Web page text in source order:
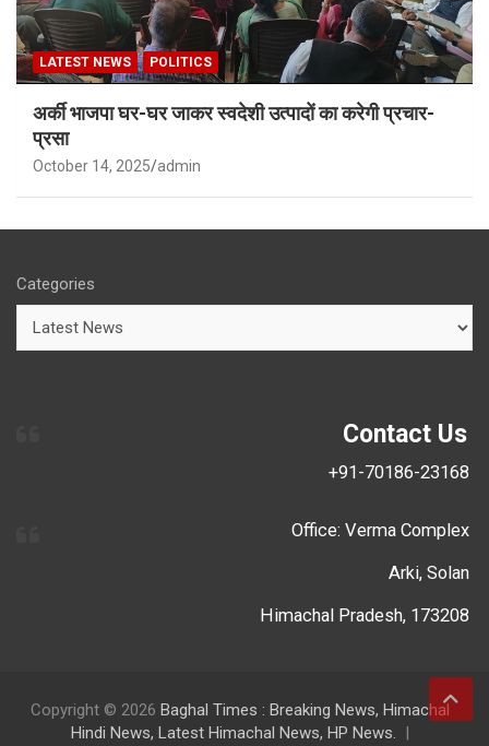
LATEST NEWS POLITICS
अर्की भाजपा घर-घर जाकर स्वदेशी उत्पादों का करेगी प्रचार-
प्रसा
October 14, 2025 admin
Categories
Contact Us
+91-70186-23168
Office: Verma Complex
Arki, Solan
Himachal Pradesh, 173208
Copyright © 2026 Baghal Times : Breaking News, Himachal
Hindi News, Latest Himachal News, HP News.